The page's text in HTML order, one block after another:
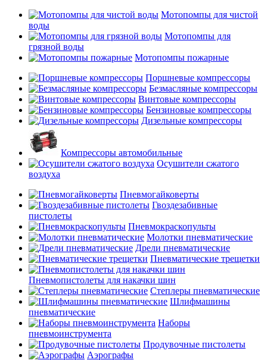
Мотопомпы для чистой
воды
Мотопомпы для
грязной воды
Мотопомпы пожарные
Поршневые компрессоры
Безмасляные компрессоры
Винтовые компрессоры
Бензиновые компрессоры
Дизельные компрессоры
Компрессоры автомобильные
Осушители сжатого
воздуха
Пневмогайковерты
Гвоздезабивные
пистолеты
Пневмокраскопульты
Молотки пневматические
Дрели пневматические
Пневматические трещетки
Пневмопистолеты для накачки шин
Степлеры пневматические
Шлифмашины
пневматические
Наборы
пневмоинструмента
Продувочные пистолеты
Аэрографы